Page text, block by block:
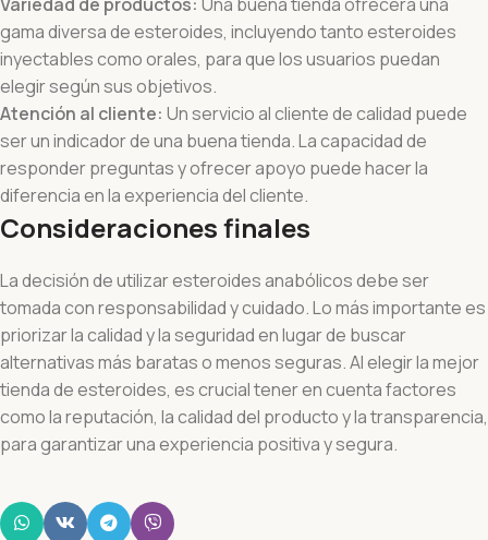
gama diversa de esteroides, incluyendo tanto esteroides
inyectables como orales, para que los usuarios puedan
elegir según sus objetivos.
Atención al cliente: Un servicio al cliente de calidad puede
ser un indicador de una buena tienda. La capacidad de
responder preguntas y ofrecer apoyo puede hacer la
diferencia en la experiencia del cliente.
Consideraciones finales
La decisión de utilizar esteroides anabólicos debe ser
tomada con responsabilidad y cuidado. Lo más importante es
priorizar la calidad y la seguridad en lugar de buscar
alternativas más baratas o menos seguras. Al elegir la mejor
tienda de esteroides, es crucial tener en cuenta factores
como la reputación, la calidad del producto y la transparencia,
para garantizar una experiencia positiva y segura.